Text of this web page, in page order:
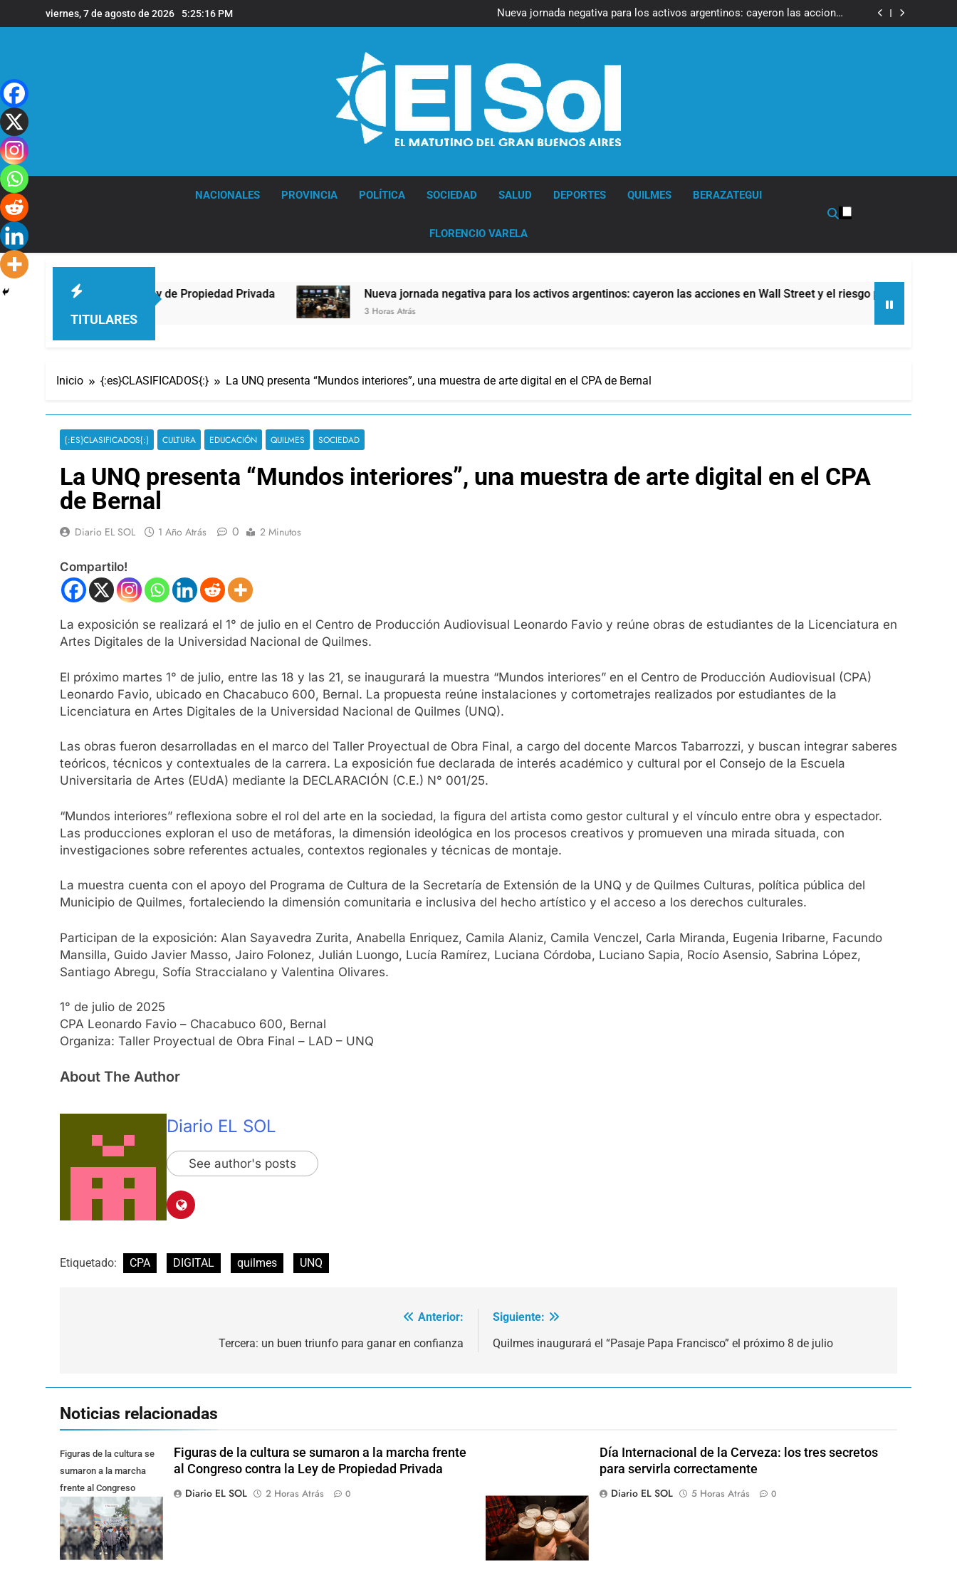
al
viernes, 7 de agosto de 2026 5:25:16 PM
Ley de Propiedad Privada
Nueva jornada negativa para los activos argentinos: cayeron las acciones
en Wall Street y el riesgo país quedó al borde de los 450 puntos
Jorge Macri condenó los disturbios frente al Congreso y calificó a los
Nueva jornada negativa para los activos argentinos: cayeron las acciones
Jorge Macri condenó los disturbios frente al Congreso y calificó a los
Día Internacional de la Cerveza: los tres secretos para servirla
NACIONALES PROVINCIA POLÍTICA SOCIEDAD SALUD DEPORTES QUILMES BERAZATEGUI
FLORENCIO VARELA
TITULARES
contra la Ley de Propiedad Privada Nueva jornada negativa para los activos argentinos: cayeron las acciones en Wall Street y el riesgo país quedó al borde de
3 Horas Atrás
Inicio {:es}CLASIFICADOS{:} La UNQ presenta “Mundos interiores”, una muestra de arte digital en el CPA de Bernal
{:ES}CLASIFICADOS{:} CULTURA EDUCACIÓN QUILMES SOCIEDAD
La UNQ presenta “Mundos interiores”, una muestra de arte digital en el CPA
de Bernal
Diario EL SOL 1 Año Atrás 0 2 Minutos
Compartilo!
La exposición se realizará el 1° de julio en el Centro de Producción Audiovisual Leonardo Favio y reúne obras de estudiantes de la Licenciatura en
Artes Digitales de la Universidad Nacional de Quilmes.
El próximo martes 1° de julio, entre las 18 y las 21, se inaugurará la muestra “Mundos interiores” en el Centro de Producción Audiovisual (CPA)
Leonardo Favio, ubicado en Chacabuco 600, Bernal. La propuesta reúne instalaciones y cortometrajes realizados por estudiantes de la
Licenciatura en Artes Digitales de la Universidad Nacional de Quilmes (UNQ).
Las obras fueron desarrolladas en el marco del Taller Proyectual de Obra Final, a cargo del docente Marcos Tabarrozzi, y buscan integrar saberes
teóricos, técnicos y contextuales de la carrera. La exposición fue declarada de interés académico y cultural por el Consejo de la Escuela
Universitaria de Artes (EUdA) mediante la DECLARACIÓN (C.E.) N° 001/25.
“Mundos interiores” reflexiona sobre el rol del arte en la sociedad, la figura del artista como gestor cultural y el vínculo entre obra y espectador.
Las producciones exploran el uso de metáforas, la dimensión ideológica en los procesos creativos y promueven una mirada situada, con
investigaciones sobre referentes actuales, contextos regionales y técnicas de montaje.
La muestra cuenta con el apoyo del Programa de Cultura de la Secretaría de Extensión de la UNQ y de Quilmes Culturas, política pública del
Municipio de Quilmes, fortaleciendo la dimensión comunitaria e inclusiva del hecho artístico y el acceso a los derechos culturales.
Participan de la exposición: Alan Sayavedra Zurita, Anabella Enriquez, Camila Alaniz, Camila Venczel, Carla Miranda, Eugenia Iribarne, Facundo
Mansilla, Guido Javier Masso, Jairo Folonez, Julián Luongo, Lucía Ramírez, Luciana Córdoba, Luciano Sapia, Rocío Asensio, Sabrina López,
Santiago Abregu, Sofía Straccialano y Valentina Olivares.
1° de julio de 2025
CPA Leonardo Favio – Chacabuco 600, Bernal
Organiza: Taller Proyectual de Obra Final – LAD – UNQ
About The Author
Diario EL SOL
See author's posts
Etiquetado: CPA DIGITAL quilmes UNQ
Anterior:
Tercera: un buen triunfo para ganar en confianza
Siguiente:
Quilmes inaugurará el “Pasaje Papa Francisco” el próximo 8 de julio
Noticias relacionadas
Figuras de la cultura se
sumaron a la marcha
frente al Congreso
contra la Ley de
Propiedad Privada
Figuras de la cultura se sumaron a la marcha frente
al Congreso contra la Ley de Propiedad Privada
Diario EL SOL
2 Horas Atrás 0
Día Internacional de la Cerveza: los tres secretos
para servirla correctamente
Diario EL SOL
5 Horas Atrás 0